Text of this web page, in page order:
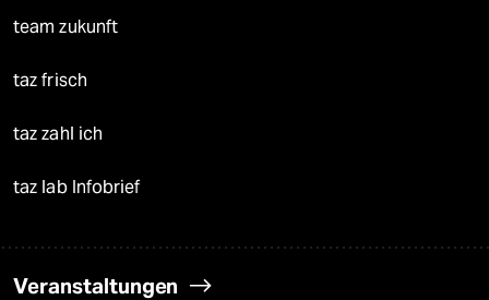
team zukunft
taz frisch
taz zahl ich
taz lab Infobrief
Veranstaltungen